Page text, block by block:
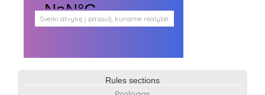
Sveiki atvykę į pasaulį, kuriame realybė
persipina su mistika. Pasaulį, kuris
Užimti veidai
Parašai ir tekstai
Rules sections